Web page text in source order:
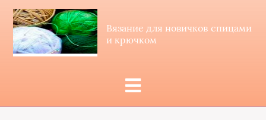
Вязание для новичков спицами
и крючком